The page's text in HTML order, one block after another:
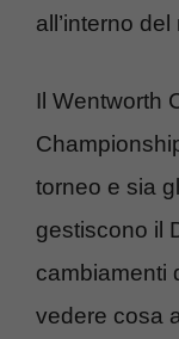
all’interno
Il Wentworth
torneo e sia
gestiscono il
cambiamenti
vedere cosa